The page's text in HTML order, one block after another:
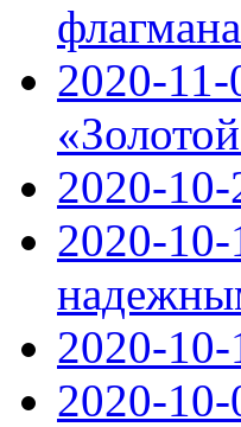
2020-
2020-
2020-
2020-10-
2020-